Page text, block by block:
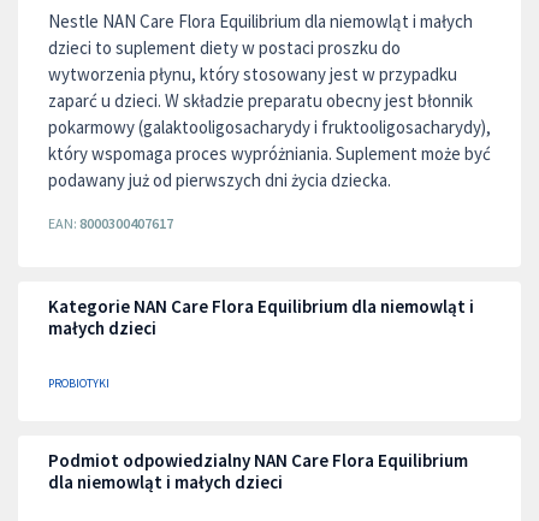
Nestle NAN Care Flora Equilibrium dla niemowląt i małych
dzieci to suplement diety w postaci proszku do
wytworzenia płynu, który stosowany jest w przypadku
zaparć u dzieci. W składzie preparatu obecny jest błonnik
pokarmowy (galaktooligosacharydy i fruktooligosacharydy),
który wspomaga proces wypróżniania. Suplement może być
podawany już od pierwszych dni życia dziecka.
EAN: 8000300407617
Kategorie NAN Care Flora Equilibrium dla niemowląt i
małych dzieci
PROBIOTYKI
Podmiot odpowiedzialny NAN Care Flora Equilibrium
dla niemowląt i małych dzieci